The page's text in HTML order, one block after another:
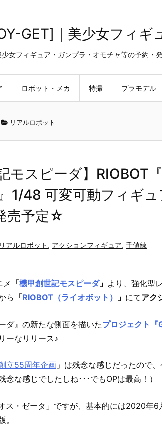
GET]｜美少女フィギ
女フィギュア・ガンプラ・オモチャ等の予約・
ロボット・メカ 特撮 プラモデル
リアルロボット
モスピーダ】RIOBOT
1/48 可変可動フィギュ
売予定☆
リアルロボット , アクションフィギュア, 千値練
メ 「機甲創世記モスピーダ」 より、 強化型
ら 「RIOBOT（ライオボット） 」 にてアク
ダ』の新たな側面を描いたプロジェクト『
ーなリリース♪
立55周年企画 」は残念な感じだったので
念な感じでしたしね･･･でもOPは最高！）
ス・ゼータ」ですが、基本的には2020年6
。